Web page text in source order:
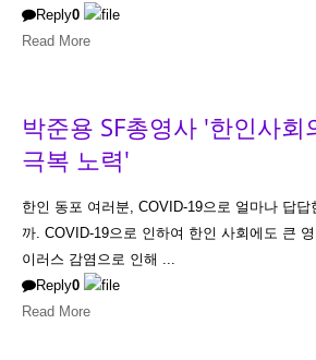
Reply0
Read More
박준용 SF총영사 '한인사회
극복 노력'
한인 동포 여러분, COVID-19으로 얼마나 답답
까. COVID-19으로 인하여 한인 사회에도 큰
이러스 감염으로 인해 ...
Reply0
Read More